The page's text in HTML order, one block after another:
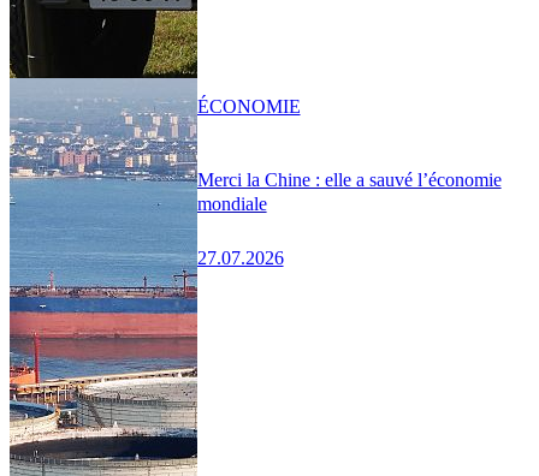
Merci la Chine : elle a sauvé l’économie
mondiale
27.07.2026
ÉCONOMIE